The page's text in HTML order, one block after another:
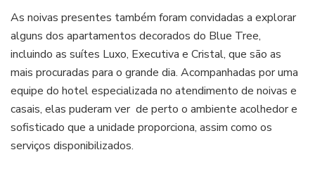
As noivas presentes também foram convidadas a explorar
alguns dos apartamentos decorados do Blue Tree,
incluindo as suítes Luxo, Executiva e Cristal, que são as
mais procuradas para o grande dia. Acompanhadas por uma
equipe do hotel especializada no atendimento de noivas e
casais, elas puderam ver de perto o ambiente acolhedor e
sofisticado que a unidade proporciona, assim como os
serviços disponibilizados.